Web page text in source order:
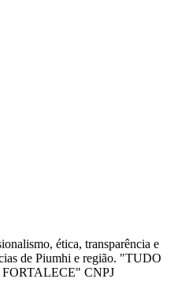
ética, transparência e
de Piumhi e região. "TUDO
CNPJ